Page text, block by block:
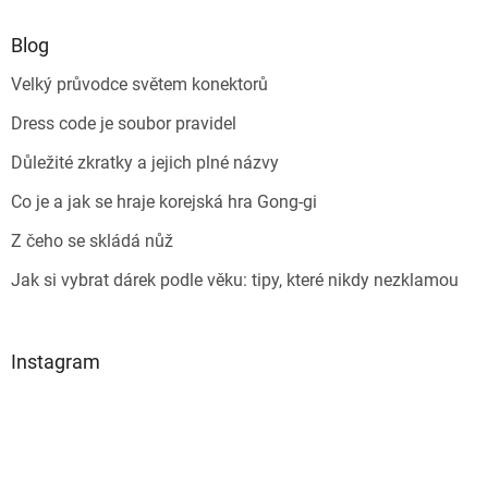
Blog
Velký průvodce světem konektorů
Dress code je soubor pravidel
Důležité zkratky a jejich plné názvy
Co je a jak se hraje korejská hra Gong-gi
Z čeho se skládá nůž
Jak si vybrat dárek podle věku: tipy, které nikdy nezklamou
Instagram